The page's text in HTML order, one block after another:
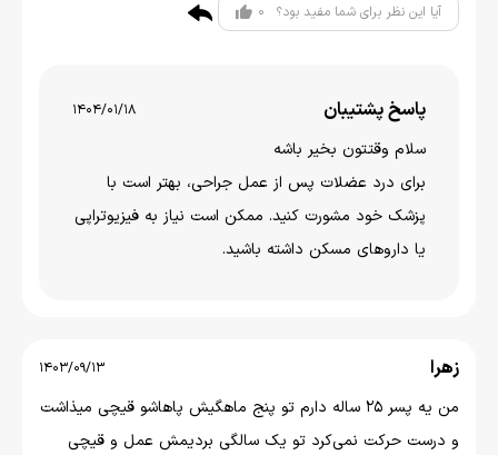
آیا این نظر برای شما مفید بود؟ 0
پاسخ پشتیبان 1404/01/18
سلام وقتتون بخير باشه
برای درد عضلات پس از عمل جراحی، بهتر است با
پزشک خود مشورت کنید. ممکن است نیاز به فیزیوتراپی
یا داروهای مسکن داشته باشید.
زهرا 1403/09/13
من یه پسر ۲۵ ساله دارم تو پنج ماهگیش پاهاشو قیچی میذاشت
و درست حرکت نمی‌کرد تو یک سالگی بردیمش عمل و قیچی